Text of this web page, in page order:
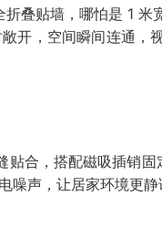
叠贴墙，哪怕是 1 米
开，空间瞬间连通，
合，搭配磁吸插销
声，让居家环境更静